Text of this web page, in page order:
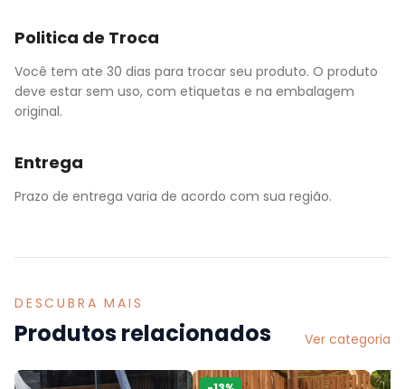
Politica de Troca
Você tem ate 30 dias para trocar seu produto. O produto
deve estar sem uso, com etiquetas e na embalagem
original.
Entrega
Prazo de entrega varia de acordo com sua região.
DESCUBRA MAIS
Produtos relacionados Ver categoria